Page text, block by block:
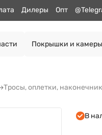
Дилеры Опт
Покрышки и камеры
Тросы, оплетки,
В